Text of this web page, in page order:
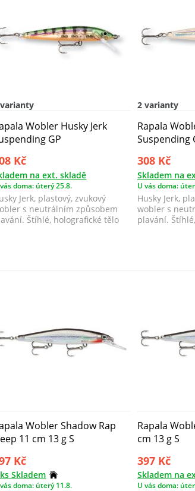
Wobler Husky Jerk
GP
Kč
na ext. skladě
doma: úterý 25.8.
Jerk, plastový, zvukový
s neutrálním způsobem
Štíhlé, holografické tělo
2 varianty
Rapala
Suspending
308 Kč
Skladem na
U vás doma:
Husky Jerk,
wobler s
plavání.
Wobler Shadow Rap
11 cm 13 g S
Kč
Skladem
doma: úterý 11.8.
Rapala
cm 13 g S
397 Kč
Skladem na
U vás doma: